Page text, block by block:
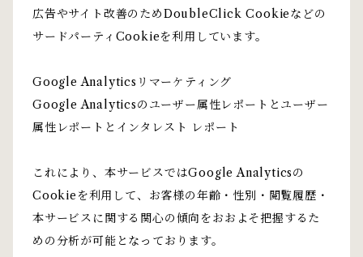
広告やサイト改善のためDoubleClick Cookieなどの
サードパーティCookieを利用しています。
Google Analyticsリマーケティング
Google Analyticsのユーザー属性レポートとユーザー
属性レポートとインタレスト レポート
これにより、本サービスではGoogle Analyticsの
Cookieを利用して、お客様の年齢・性別・閲覧履歴・
本サービスに関する関心の傾向をおおよそ把握するた
めの分析が可能となっております。